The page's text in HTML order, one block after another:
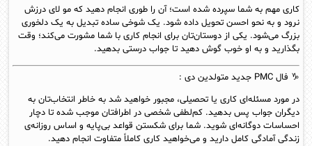
کاری مهم به شما سپرده شده است؛ آن را طوری انجام دهید که مو لای درزش
نرود و به نحو احسن تحویل داده شود. یک شوخی ساده تبدیل به یک دلخوری
بزرگ می‌شود. یکی از دوستان‌تان برای انجام کاری با شما مشورت می‌کند؛ وقت
بگذارید و به او خوب گوش دهید تا جواب درستی بدهید.
♑ فال PMC جدید متولدین دى :
در مورد مسئله‌ای کاری یا تحصیلی، مجبور خواهید شد به خاطر انتخاب‌تان به
دیگران جواب پس بدهید. کم‌لطفی شخصی در اطرافتان موجب شده تا دچار
احساسات دوگانه‌ای شوید. شما برای شکستن قواعد بی‌پایه و اساس روزانه‌ی
زندگی آمادگی کامل دارید و می‌خواهید کاری کاملاً متفاوت انجام دهید.